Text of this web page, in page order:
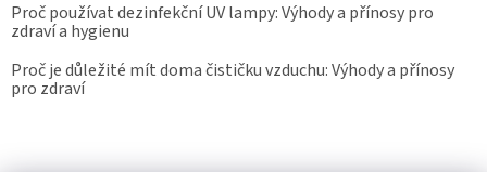
Proč používat dezinfekční UV lampy: Výhody a přínosy pro
zdraví a hygienu
Proč je důležité mít doma čističku vzduchu: Výhody a přínosy
pro zdraví